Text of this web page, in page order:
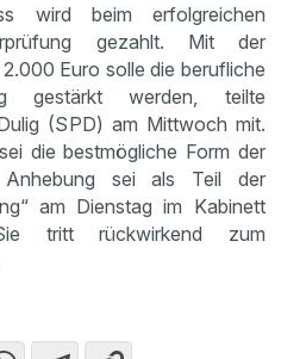
wird beim erfolgreichen
gezahlt. Mit der
Euro solle die berufliche
gestärkt werden, teilte
(SPD) am Mittwoch mit.
die bestmögliche Form der
Anhebung sei als Teil der
am Dienstag im Kabinett
tritt rückwirkend zum